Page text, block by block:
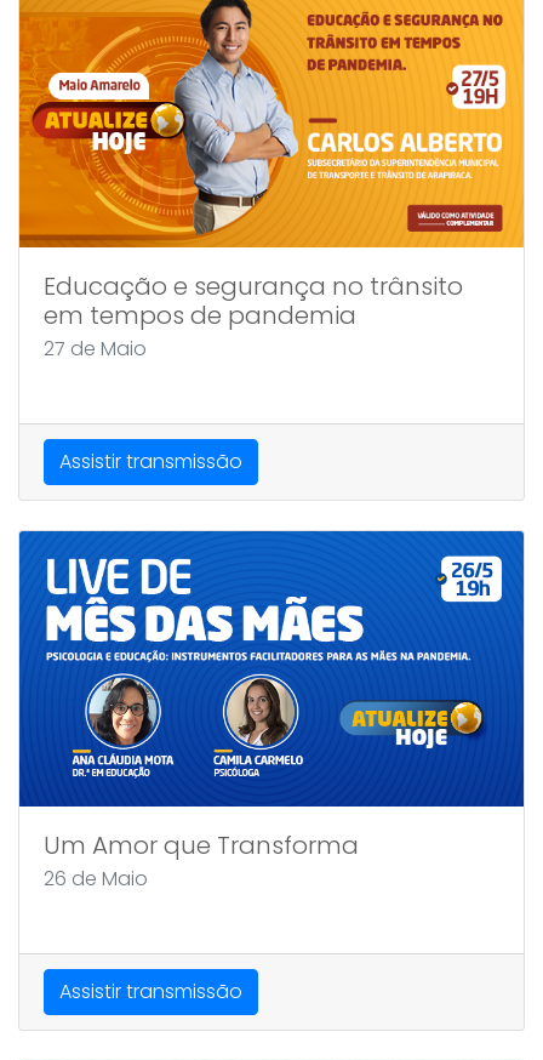
Educação e segurança no trânsito
em tempos de pandemia
27 de Maio
Assistir transmissão
Um Amor que Transforma
26 de Maio
Assistir transmissão